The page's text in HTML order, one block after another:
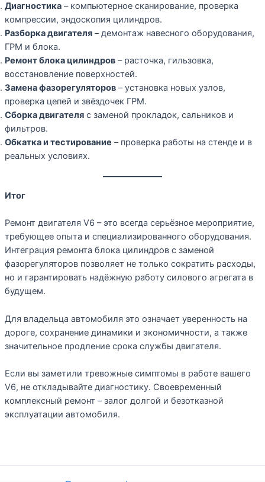
Диагностика– компьютерное сканирование, проверка
компрессии, эндоскопия цилиндров.
Разборка двигателя– демонтаж навесного оборудования,
ГРМ и блока.
Ремонт блока цилиндров– расточка, гильзовка,
восстановление поверхностей.
Замена фазорегуляторов– установка новых узлов,
проверка цепей и звёздочек ГРМ.
Сборка двигателяс заменой прокладок, сальников и
фильтров.
Обкатка и тестирование – проверка работы на стенде и в
реальных условиях.
Итог
Ремонт двигателя V6 – это всегда серьёзное мероприятие,
требующее опыта и специализированного оборудования.
Интеграция ремонта блока цилиндров с заменой
фазорегуляторов позволяет не только сократить расходы,
но и гарантировать надёжную работу силового агрегата в
будущем.
Для владельца автомобиля это означает уверенность на
дороге, сохранение динамики и экономичности, а также
значительное продление срока службы двигателя.
Если вы заметили тревожные симптомы в работе вашего
V6, не откладывайте диагностику. Своевременный
комплексный ремонт – залог долгой и безотказной
эксплуатации автомобиля.